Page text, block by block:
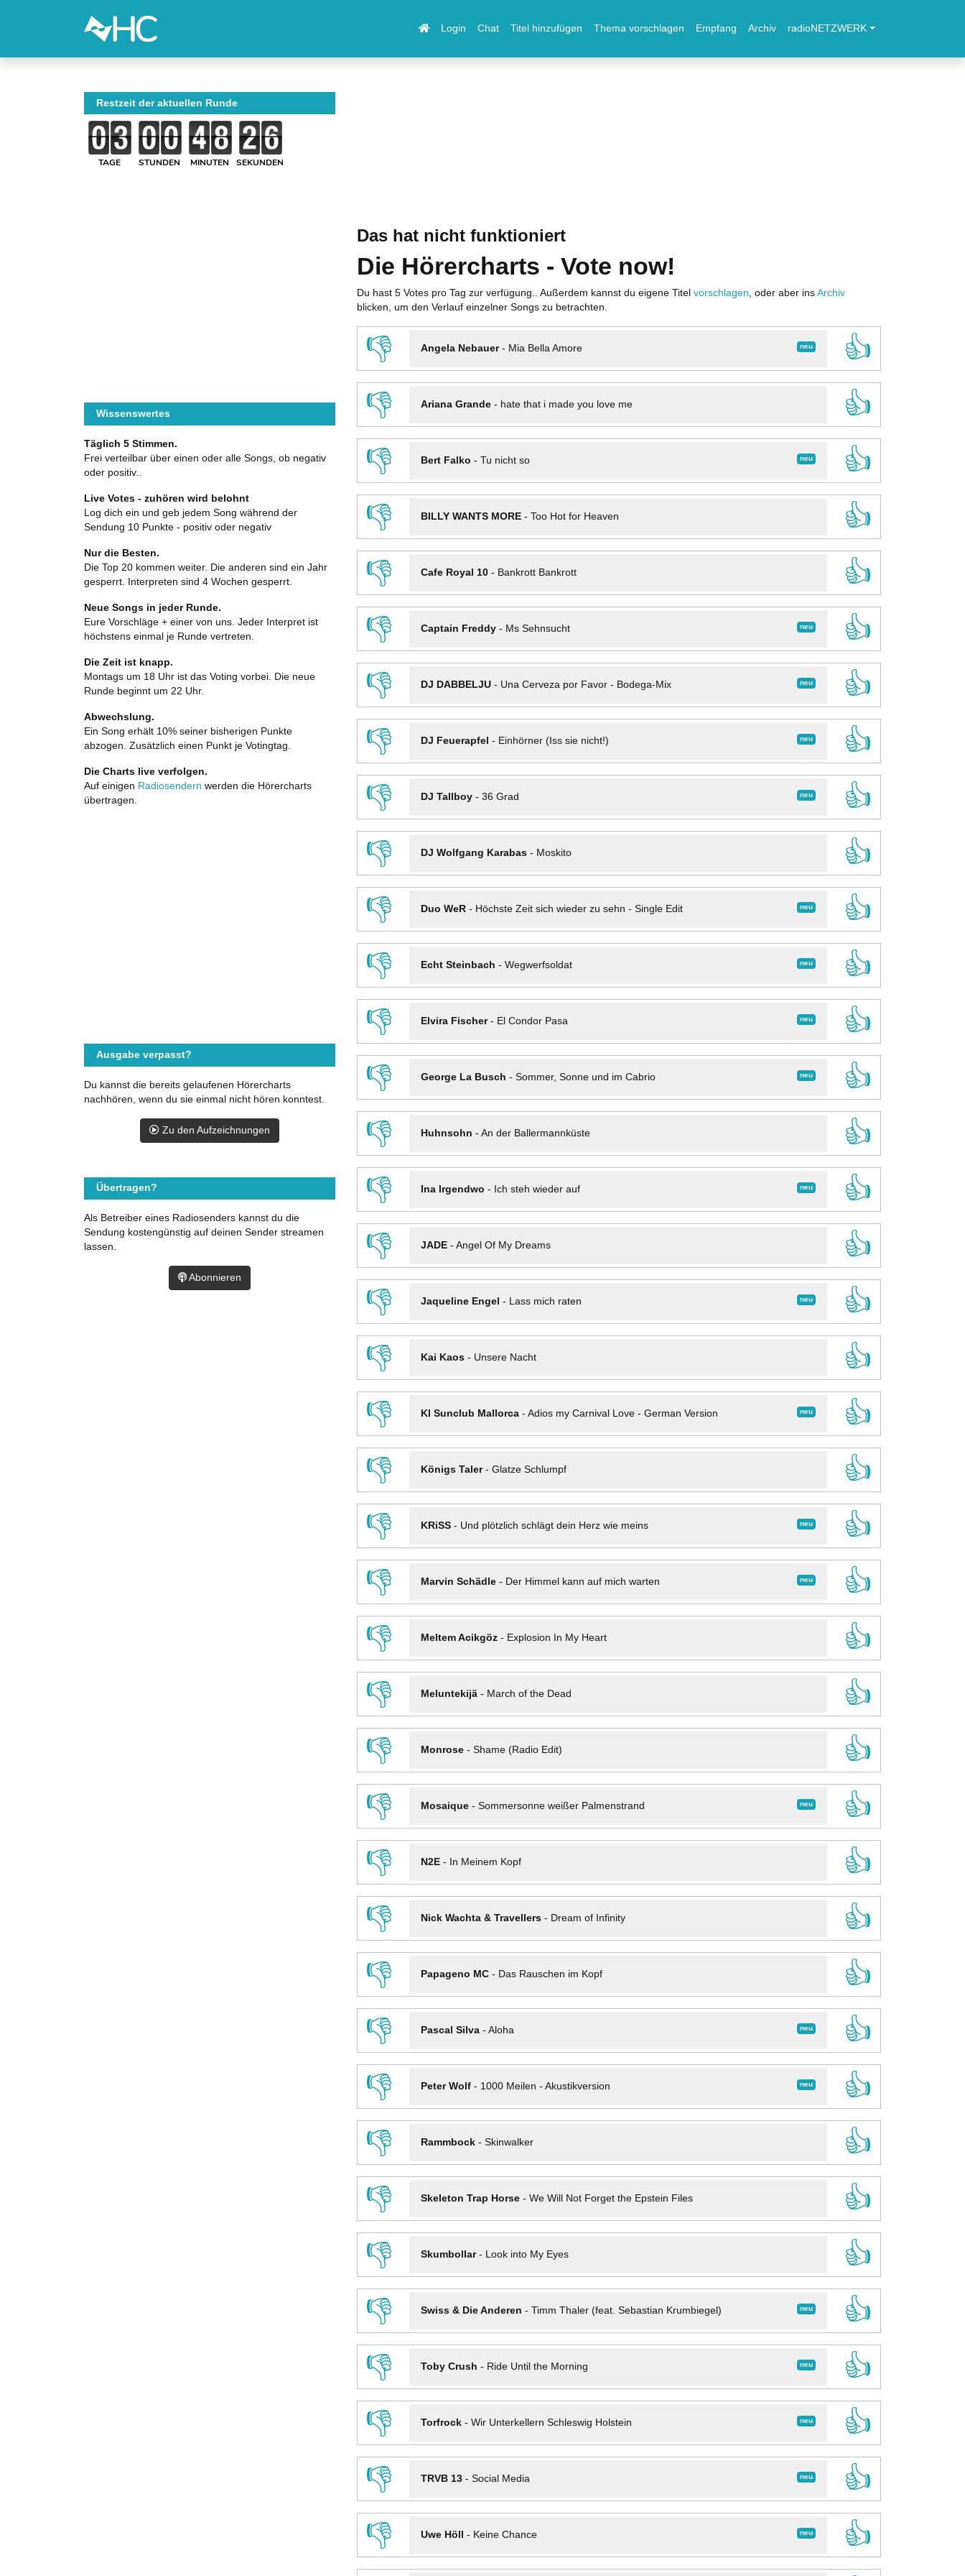
Login Chat Titel hinzufügen Thema vorschlagen Empfang Archiv radioNETZWERK
Das hat nicht funktioniert
Die Hörercharts - Vote now!
Du hast 5 Votes pro Tag zur verfügung.. Außerdem kannst du eigene Titel vorschlagen , oder aber ins Archiv
blicken, um den Verlauf einzelner Songs zu betrachten.
👎 neu
Angela Nebauer- Mia Bella Amore
👍
👎
Ariana Grande- hate that i made you love me
👍
👎
neu
Bert Falko - Tu nicht so
👍
👎
BILLY WANTS MORE- Too Hot for Heaven
👍
👎
Cafe Royal 10- Bankrott Bankrott
👍
👎
neu
Captain Freddy- Ms Sehnsucht
👍
👎
neu
DJ DABBELJU- Una Cerveza por Favor - Bodega-Mix
👍
👎
neu
DJ Feuerapfel - Einhörner (Iss sie nicht!)
👍
👎
neu
DJ Tallboy- 36 Grad
👍
👎
DJ Wolfgang Karabas- Moskito
👍
👎
neu
Duo WeR- Höchste Zeit sich wieder zu sehn - Single Edit
👍
👎
neu
Echt Steinbach - Wegwerfsoldat
👍
👎
neu
Elvira Fischer- El Condor Pasa
👍
👎
neu
George La Busch - Sommer, Sonne und im Cabrio
👍
👎
Huhnsohn - An der Ballermannküste
👍
👎
neu
Ina Irgendwo - Ich steh wieder auf
👍
👎
JADE- Angel Of My Dreams
👍
👎
neu
Jaqueline Engel - Lass mich raten
👍
👎
Kai Kaos- Unsere Nacht
👍
👎
neu
KI Sunclub Mallorca- Adios my Carnival Love - German Version
👍
👎
Königs Taler- Glatze Schlumpf
👍
👎
neu
KRiSS- Und plötzlich schlägt dein Herz wie meins
👍
👎
neu
Marvin Schädle- Der Himmel kann auf mich warten
👍
👎
Meltem Acikgöz- Explosion In My Heart
👍
👎
Meluntekijä- March of the Dead
👍
👎
Monrose- Shame (Radio Edit)
👍
👎
neu
Mosaique- Sommersonne weißer Palmenstrand
👍
👎
N2E- In Meinem Kopf
👍
👎
Nick Wachta & Travellers- Dream of Infinity
👍
👎
Papageno MC- Das Rauschen im Kopf
👍
👎
neu
Pascal Silva- Aloha
👍
👎
neu
Peter Wolf- 1000 Meilen - Akustikversion
👍
👎
Rammbock- Skinwalker
👍
👎
Skeleton Trap Horse- We Will Not Forget the Epstein Files
👍
👎
Skumbollar- Look into My Eyes
👍
👎
neu
Swiss & Die Anderen - Timm Thaler (feat. Sebastian Krumbiegel)
👍
👎
neu
Toby Crush - Ride Until the Morning
👍
👎
neu
Torfrock- Wir Unterkellern Schleswig Holstein
👍
👎
neu
TRVB 13- Social Media
👍
👎
neu
Uwe Höll - Keine Chance
👍
Restzeit der aktuellen Runde
TAGE STUNDEN MINUTEN SEKUNDEN
Wissenswertes
Täglich 5 Stimmen.
Frei verteilbar über einen oder alle Songs, ob negativ
oder positiv..
Live Votes - zuhören wird belohnt
Log dich ein und geb jedem Song während der
Sendung 10 Punkte - positiv oder negativ
Nur die Besten.
Die Top 20 kommen weiter. Die anderen sind ein Jahr
gesperrt. Interpreten sind 4 Wochen gesperrt.
Neue Songs in jeder Runde.
Eure Vorschläge + einer von uns. Jeder Interpret ist
höchstens einmal je Runde vertreten.
Die Zeit ist knapp.
Montags um 18 Uhr ist das Voting vorbei. Die neue
Runde beginnt um 22 Uhr.
Abwechslung.
Ein Song erhält 10% seiner bisherigen Punkte
abzogen. Zusätzlich einen Punkt je Votingtag.
Die Charts live verfolgen.
Auf einigen Radiosendern werden die Hörercharts
übertragen.
Ausgabe verpasst?
Du kannst die bereits gelaufenen Hörercharts
nachhören, wenn du sie einmal nicht hören konntest.
Zu den Aufzeichnungen
Übertragen?
Als Betreiber eines Radiosenders kannst du die
Sendung kostengünstig auf deinen Sender streamen
lassen.
Abonnieren